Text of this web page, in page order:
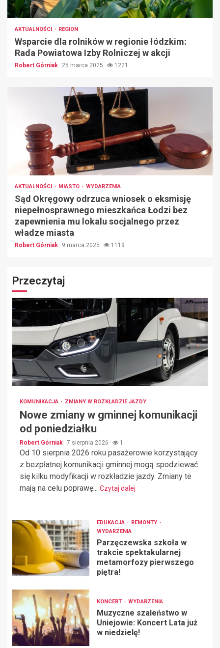
AKTUALNOŚCI REGION
Wsparcie dla rolników w regionie łódzkim:
Rada Powiatowa Izby Rolniczej w akcji
Robert Górniak 25 marca 2025 1221
AKTUALNOŚCI MIASTO WYDARZENIA
Sąd Okręgowy odrzuca wniosek o eksmisję
niepełnosprawnego mieszkańca Łodzi bez
zapewnienia mu lokalu socjalnego przez
władze miasta
Robert Górniak 9 marca 2025 1119
Przeczytaj
KOMUNIKACJA ZMIANY W ROZKŁADZIE JAZDY
Nowe zmiany w gminnej komunikacji
od poniedziałku
Robert Górniak 7 sierpnia 2026 1
Od 10 sierpnia 2026 roku pasażerowie korzystający
z bezpłatnej komunikacji gminnej mogą spodziewać
się kilku modyfikacji w rozkładzie jazdy. Zmiany te
mają na celu poprawę... Czytaj dalej
EDUKACJA
REMONTY
WYDARZENIA
Parzęczewska szkoła w
trakcie spektakularnej
metamorfozy pierwszego
piętra!
KONCERT WYDARZENIA
Muzyczne szaleństwo w
Uniejowie: Koncert Lata już
w niedzielę!